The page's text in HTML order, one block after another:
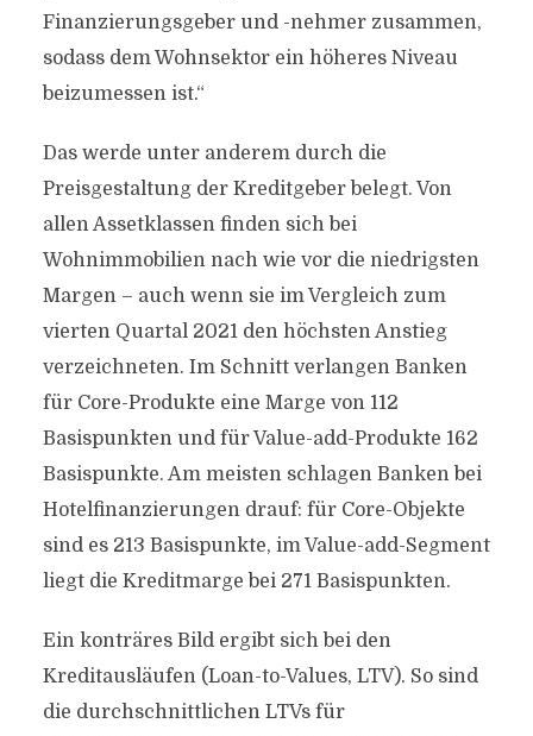
Finanzierungsgeber und -nehmer zusammen,
sodass dem Wohnsektor ein höheres Niveau
beizumessen ist.“
Das werde unter anderem durch die
Preisgestaltung der Kreditgeber belegt. Von
allen Assetklassen finden sich bei
Wohnimmobilien nach wie vor die niedrigsten
Margen – auch wenn sie im Vergleich zum
vierten Quartal 2021 den höchsten Anstieg
verzeichneten. Im Schnitt verlangen Banken
für Core-Produkte eine Marge von 112
Basispunkten und für Value-add-Produkte 162
Basispunkte. Am meisten schlagen Banken bei
Hotelfinanzierungen drauf: für Core-Objekte
sind es 213 Basispunkte, im Value-add-Segment
liegt die Kreditmarge bei 271 Basispunkten.
Ein konträres Bild ergibt sich bei den
Kreditausläufen (Loan-to-Values, LTV). So sind
die durchschnittlichen LTVs für